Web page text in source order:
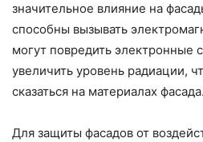
значительное влияние на
способны вызывать
могут повредить электронные
увеличить уровень радиации,
сказаться на материалах фасада.
Для защиты фасадов от